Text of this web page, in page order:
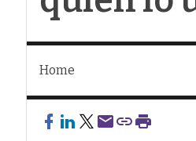
Home